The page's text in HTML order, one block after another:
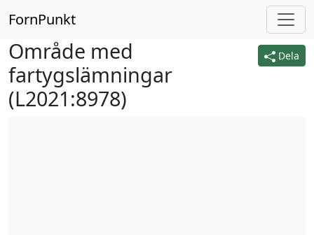
FornPunkt
Dela
Område med
fartygslämningar
(L2021:8978)